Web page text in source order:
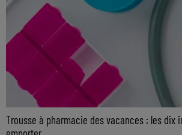
Trousse à pharmacie des vacances : les dix